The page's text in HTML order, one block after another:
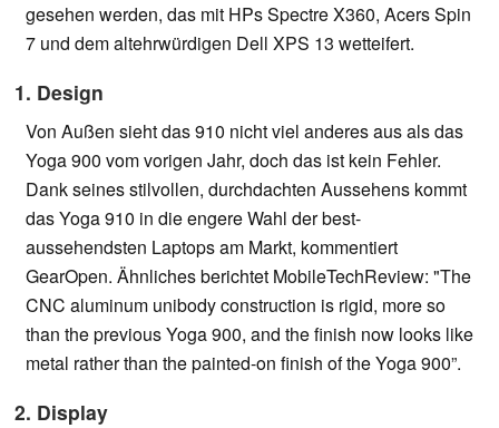
gesehen werden, das mit HPs Spectre X360, Acers Spin
7 und dem altehrwürdigen Dell XPS 13 wetteifert.
1. Design
Von Außen sieht das 910 nicht viel anderes aus als das
Yoga 900 vom vorigen Jahr, doch das ist kein Fehler.
Dank seines stilvollen, durchdachten Aussehens kommt
das Yoga 910 in die engere Wahl der best-
aussehendsten Laptops am Markt, kommentiert
GearOpen. Ähnliches berichtet MobileTechReview: "The
CNC aluminum unibody construction is rigid, more so
than the previous Yoga 900, and the finish now looks like
metal rather than the painted-on finish of the Yoga 900”.
2. Display